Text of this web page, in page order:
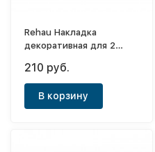
Rehau Накладка
декоративная для 2
16/20мм
210 руб.
В корзину